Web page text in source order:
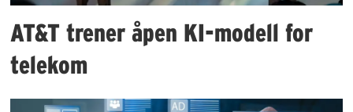
AT&T trener åpen KI-modell for
telekom